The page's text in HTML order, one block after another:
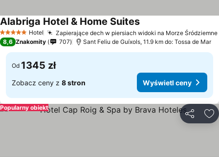
5 KategoriaHotel Zapierające dech w piersiach widoki na Morze Śródziemne
Alabriga Hotel & Home Suites
8,6 Znakomity 707 Sant Feliu de Guíxols, 11.9 km do: Tossa de Mar
Od 1345 zł
Zobacz ceny z 8 stron Wyświetl ceny
Popularny obiekt